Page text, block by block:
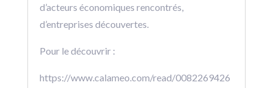
d’acteurs économiques rencontrés,
d’entreprises découvertes.
Pour le découvrir :
https://www.calameo.com/read/0082269426